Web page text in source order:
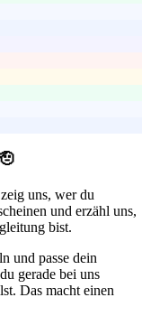
uns, wer du
und erzähl uns,
bist.
und passe dein
gerade bei uns
Das macht einen